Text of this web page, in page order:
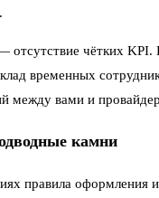
чётких KPI.
временных
между вами и
камни
правила оформления и